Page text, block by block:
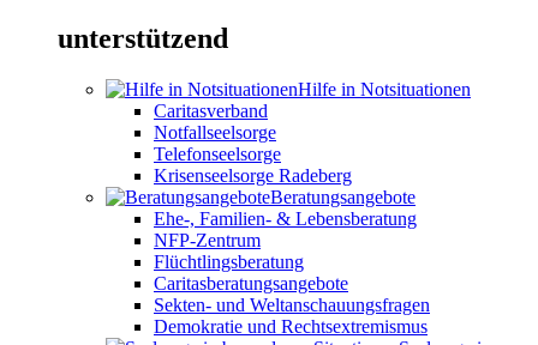
unterstützend
Hilfe in Notsituationen
Caritasverband
Notfallseelsorge
Telefonseelsorge
Krisenseelsorge Radeberg
Beratungsangebote
Ehe-, Familien- & Lebensberatung
NFP-Zentrum
Flüchtlingsberatung
Caritasberatungsangebote
Sekten- und Weltanschauungsfragen
Demokratie und Rechtsextremismus